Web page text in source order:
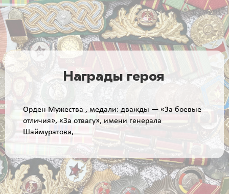
Награды героя
Орден Мужества , медали: дважды — «За боевые
отличия», «За отвагу», имени генерала
Шаймуратова,